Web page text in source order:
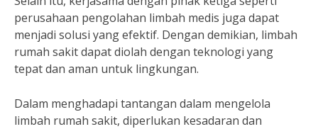
perusahaan pengolahan limbah medis juga dapat
menjadi solusi yang efektif. Dengan demikian, limbah
rumah sakit dapat diolah dengan teknologi yang
tepat dan aman untuk lingkungan.
Dalam menghadapi tantangan dalam mengelola
limbah rumah sakit, diperlukan kesadaran dan